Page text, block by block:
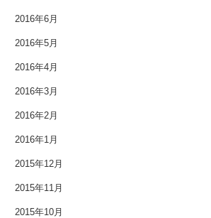
2016年6月
2016年5月
2016年4月
2016年3月
2016年2月
2016年1月
2015年12月
2015年11月
2015年10月